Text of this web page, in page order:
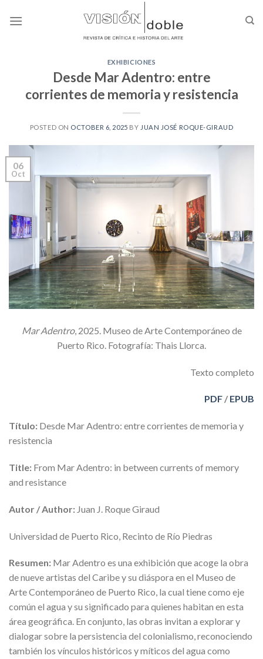
EXHIBICIONES
Desde Mar Adentro: entre
corrientes de memoria y resistencia
POSTED ON OCTOBER 6, 2025 BY JUAN JOSÉ ROQUE-GIRAUD
06
Oct
Mar Adentro, 2025. Museo de Arte Contemporáneo de
Puerto Rico. Fotografía: Thais Llorca.
Texto completo
PDF / EPUB
Título: Desde Mar Adentro: entre corrientes de memoria y
resistencia
Title: From Mar Adentro: in between currents of memory
and resistance
Autor / Author: Juan J. Roque Giraud
Universidad de Puerto Rico, Recinto de Río Piedras
Resumen: Mar Adentro es una exhibición que acoge la obra
de nueve artistas del Caribe y su diáspora en el Museo de
Arte Contemporáneo de Puerto Rico, la cual tiene como eje
común el agua y su significado para quienes habitan en esta
área geográfica. En conjunto, las obras invitan a explorar y
dialogar sobre la persistencia del colonialismo, reconociendo
también los vínculos históricos y míticos del agua como